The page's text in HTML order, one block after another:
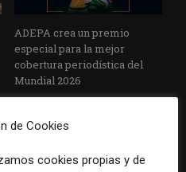
ADEPA crea un premio
especial para la mejor
cobertura periodística del
Mundial 2026
de Cookies
cookies propias y de